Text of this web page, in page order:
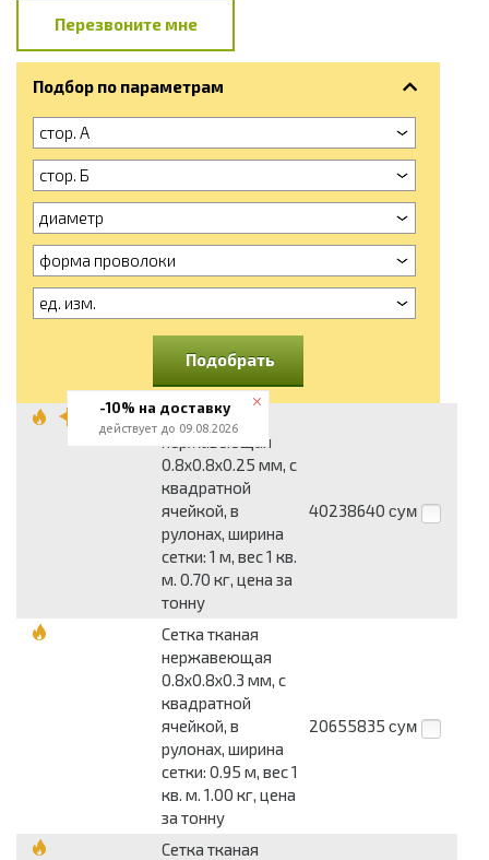
Перезвоните мне
Подбор по параметрам
стор. А
стор. Б
диаметр
форма проволоки
ед. изм.
Подобрать
Сетка тканая
нержавеющая
0.8x0.8x0.25 мм, с
квадратной
ячейкой, в
рулонах, ширина
сетки: 1 м, вес 1 кв.
м. 0.70 кг, цена за
тонну
40238640 сум
Сетка тканая
нержавеющая
0.8x0.8x0.3 мм, c
квадратной
ячейкой, в
рулонах, ширина
сетки: 0.95 м, вес 1
кв. м. 1.00 кг, цена
за тонну
20655835 сум
Сетка тканая
-10% на доставку
действует до 09.08.2026